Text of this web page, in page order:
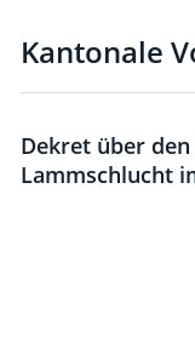
Kantonale
Dekret über
Lammschlucht